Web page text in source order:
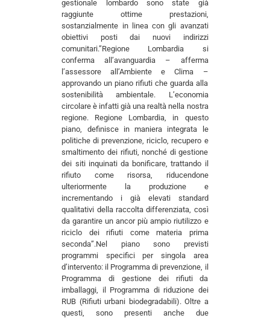
gestionale lombardo sono state già
raggiunte ottime prestazioni,
sostanzialmente in linea con gli avanzati
obiettivi posti dai nuovi indirizzi
comunitari.”Regione Lombardia si
conferma all’avanguardia – afferma
l’assessore all’Ambiente e Clima –
approvando un piano rifiuti che guarda alla
sostenibilità ambientale. L’economia
circolare è infatti già una realtà nella nostra
regione. Regione Lombardia, in questo
piano, definisce in maniera integrata le
politiche di prevenzione, riciclo, recupero e
smaltimento dei rifiuti, nonché di gestione
dei siti inquinati da bonificare, trattando il
rifiuto come risorsa, riducendone
ulteriormente la produzione e
incrementando i già elevati standard
qualitativi della raccolta differenziata, così
da garantire un ancor più ampio riutilizzo e
riciclo dei rifiuti come materia prima
seconda”.Nel piano sono previsti
programmi specifici per singola area
d’intervento: il Programma di prevenzione, il
Programma di gestione dei rifiuti da
imballaggi, il Programma di riduzione dei
RUB (Rifiuti urbani biodegradabili). Oltre a
questi, sono presenti anche due